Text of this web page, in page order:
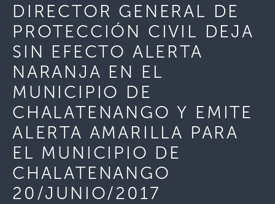
DIRECTOR GENERAL DE
PROTECCIÓN CIVIL DEJA
SIN EFECTO ALERTA
NARANJA EN EL
MUNICIPIO DE
CHALATENANGO Y EMITE
ALERTA AMARILLA PARA
EL MUNICIPIO DE
CHALATENANGO
20/JUNIO/2017